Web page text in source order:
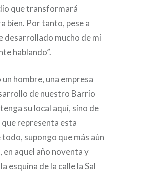
que transformará
bien. Por tanto, pese a
desarrollado mucho de mi
hablando”.
hombre, una empresa
de nuestro Barrio
su local aquí, sino de
que representa esta
supongo que más aún
en aquel año noventa y
esquina de la calle la Sal